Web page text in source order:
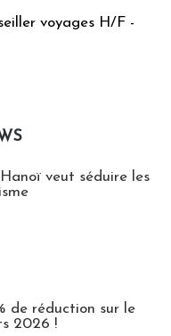
voyages H/F -
veut séduire les
de réduction sur le
2026 !